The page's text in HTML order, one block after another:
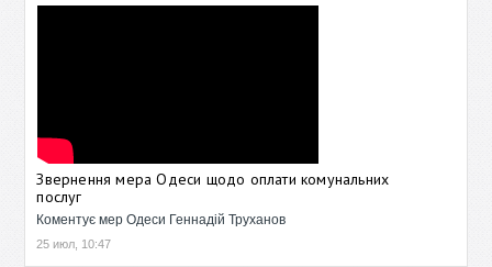
Звернення мера Одеси щодо оплати комунальних
послуг
Коментує мер Одеси Геннадій Труханов
25 июл, 10:47